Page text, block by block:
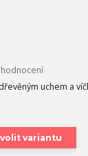
hodnocení
uchem a
variantu